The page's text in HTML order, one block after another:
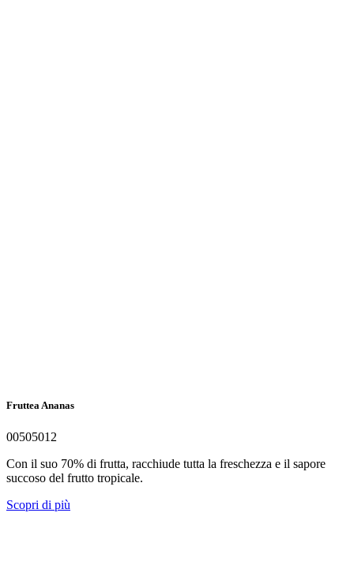
Fruttea Ananas
00505012
Con il suo 70% di frutta, racchiude tutta la freschezza e il sapore
succoso del frutto tropicale.
Scopri di più